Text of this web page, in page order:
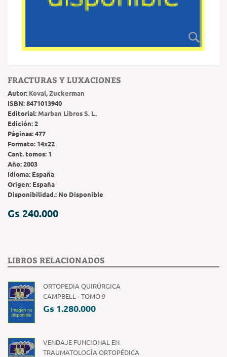
FRACTURAS Y LUXACIONES
Autor: Koval, Zuckerman
ISBN:8471013940
Editorial: Marban Libros S. L.
Edición:2
Páginas:477
Formato: 14x22
Cant. tomos: 1
Año:2003
Idioma: España
Origen: España
Disponibilidad.: No Disponible
Gs 240.000
LIBROS RELACIONADOS
ORTOPEDIA QUIRÚRGICA
CAMPBELL - TOMO 9
Gs 1.280.000
VENDAJE FUNCIONAL EN
TRAUMATOLOGÍA ORTOPÉDICA